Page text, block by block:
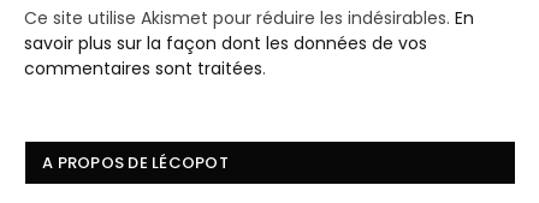
Ce site utilise Akismet pour réduire les indésirables. En
savoir plus sur la façon dont les données de vos
commentaires sont traitées.
A PROPOS DE LÉCOPOT